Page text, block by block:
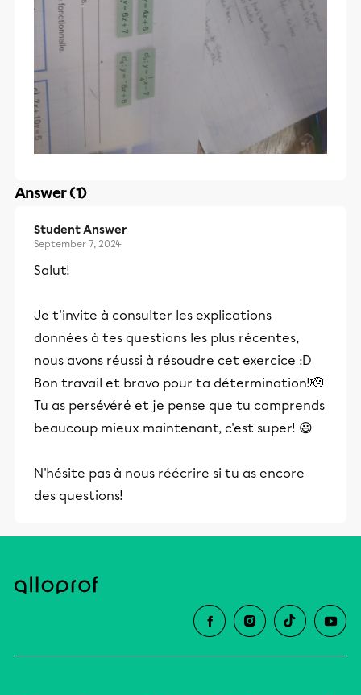
Answer (1)
Student Answer
September 7, 2024
Salut!
Je t'invite à consulter les explications
données à tes questions les plus récentes,
nous avons réussi à résoudre cet exercice :D
Bon travail et bravo pour ta détermination!🫡
Tu as persévéré et je pense que tu comprends
beaucoup mieux maintenant, c'est super! 😃
N'hésite pas à nous réécrire si tu as encore
des questions!